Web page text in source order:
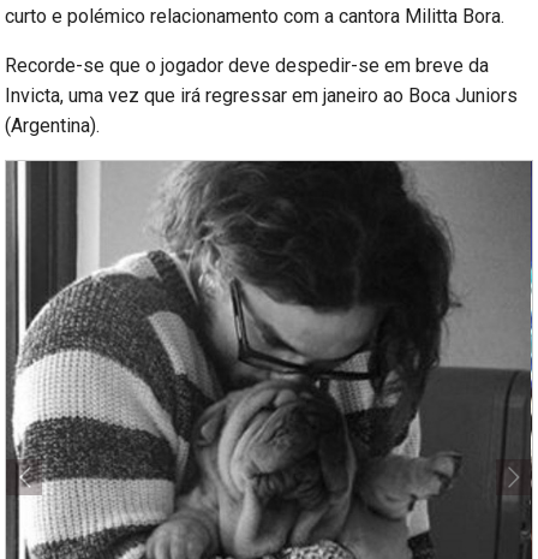
curto e polémico relacionamento com a cantora Militta Bora.
Recorde-se que o jogador deve despedir-se em breve da
Invicta, uma vez que irá regressar em janeiro ao Boca Juniors
(Argentina).